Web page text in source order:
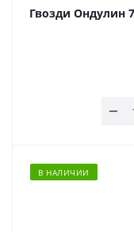
Гвозди Ондулин
В НАЛИЧИИ